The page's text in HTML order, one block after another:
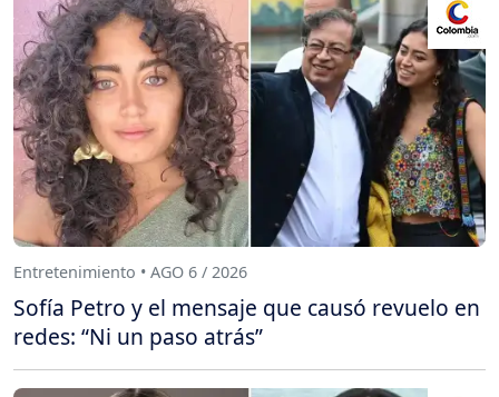
Entretenimiento • AGO 6 / 2026
Sofía Petro y el mensaje que causó revuelo en
redes: “Ni un paso atrás”